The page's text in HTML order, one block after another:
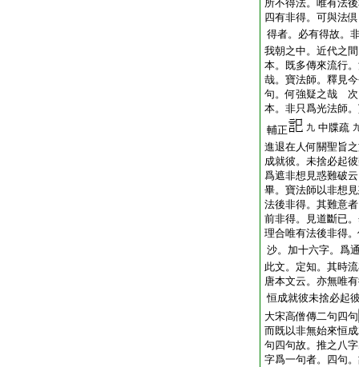
所不得法。唯有法
四有非得。可與法
得者。必有得故。
我朝之中。近代之
本。既多傳來流行
哉。寶法師。釋見
句。何強疑之哉 次
本。非只爲光法師
輔正
九 中牒疏
進退在人何關聖旨
成就彼。未捨必起
爲遮非想見惑難破
畢。寶法師以非想
法後非得。其難意
前非得。見道斷已
理合唯有法後非得
沙。加十六字。爲
此文。定知。其時
唐本文云。亦無唯
恒成就彼未捨必起
大宋高僧傳二句四句
而既以非無始來恒
句四句故。推之八
字爲一句者。四句